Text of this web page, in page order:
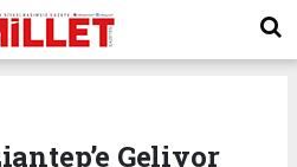
Geliyor